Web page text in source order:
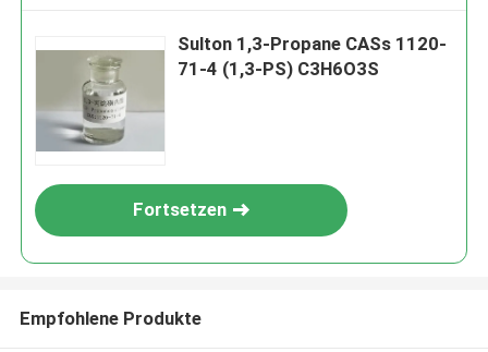
Sulton 1,3-Propane CASs 1120-
71-4 (1,3-PS) C3H6O3S
Fortsetzen
Empfohlene Produkte